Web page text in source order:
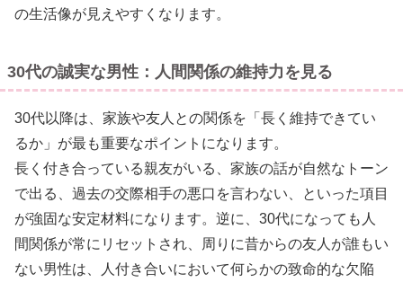
の生活像が見えやすくなります。
30代の誠実な男性：人間関係の維持力を見る
30代以降は、家族や友人との関係を「長く維持できてい
るか」が最も重要なポイントになります。
長く付き合っている親友がいる、家族の話が自然なトーン
で出る、過去の交際相手の悪口を言わない、といった項目
が強固な安定材料になります。逆に、30代になっても人
間関係が常にリセットされ、周りに昔からの友人が誰もい
ない男性は、人付き合いにおいて何らかの致命的な欠陥